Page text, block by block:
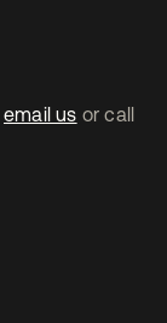
email us or call